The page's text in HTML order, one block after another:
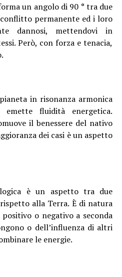
un angolo di 90 ° tra due
permanente ed i loro
dannosi, mettendovi in
Però, con forza e tenacia,
in risonanza armonica
fluidità energetica.
il benessere del nativo
dei casi è un aspetto
è un aspetto tra due
alla Terra. È di natura
o negativo a seconda
o dell’influenza di altri
le energie.